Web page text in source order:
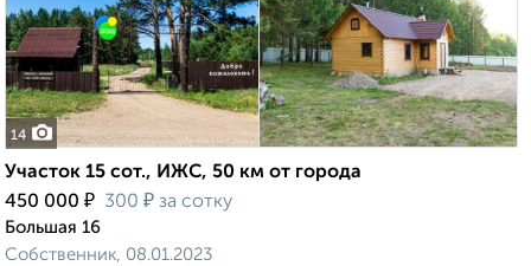
14
Участок 15 сот., ИЖС, 50 км от города
450 000 ₽ 300 ₽ за сотку
Большая 16
Собственник, 08.01.2023